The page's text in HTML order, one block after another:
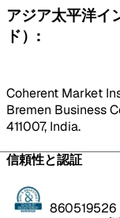
アジア太平洋イ
ド）:
Coherent Market
Bremen Business
411007, India.
信頼性と認証
860519526